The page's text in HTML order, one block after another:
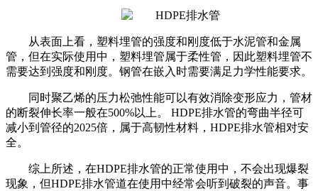
从表面上看，塑料埋管的强度和刚度低于水泥管和金属
管，但在实际使用中，塑料埋管属于柔性管，因此塑料埋管不
需要达到强度和刚度。钢管在嵌入时需要满足力学性能要求。
同时聚乙烯的压力松弛性能可以有效消除变形应力，管材
的断裂伸长率一般在500%以上。 HDPE排水管的弯曲半径可
减小到管径的2025倍，属于高韧性材料，HDPE排水管相对安
全。
综上所述，在HDPE排水管的正常使用中，不会出现爆裂
现象，但HDPE排水管道在使用中经常会听到破裂的声音。事